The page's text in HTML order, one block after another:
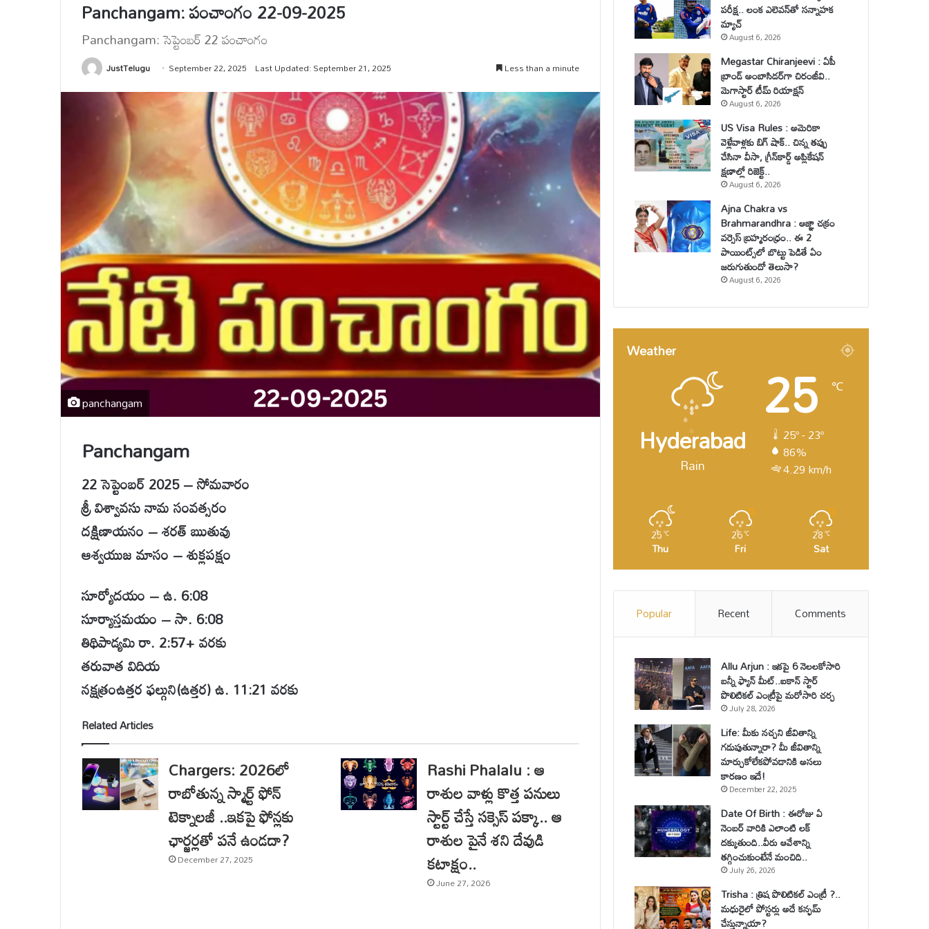
Panchangam: పంచాంగం 22-09-2025
Panchangam: సెప్టెంబర్ 22 పంచాంగం
JustTelugu September 22, 2025 Last Updated: September 21, 2025 Less than a minute
panchangam
Panchangam
22 సెప్టెంబర్ 2025 – సోమవారం
శ్రీ విశ్వావసు నామ సంవత్సరం
దక్షిణాయనం – శరత్ ఋతువు
ఆశ్వయుజ మాసం – శుక్లపక్షం
సూర్యోదయం – ఉ. 6:08
సూర్యాస్తమయం – సా. 6:08
తిథిపాడ్యమి రా. 2:57+ వరకు
తరువాత విదియ
నక్షత్రంఉత్తర ఫల్గుని(ఉత్తర) ఉ. 11:21 వరకు
Related Articles
Chargers: 2026లో
రాబోతున్న స్మార్ట్ ఫోన్
టెక్నాలజీ ..ఇకపై ఫోన్లకు
ఛార్జర్లతో పనే ఉండదా?
December 27, 2025
Rashi Phalalu : ఆ
రాశుల వాళ్లు కొత్త పనులు
స్టార్ట్ చేస్తే సక్సెస్ పక్కా.. ఆ
రాశుల పైనే శని దేవుడి
కటాక్షం..
June 27, 2026
పరీక్ష.. లంక ఎలెవన్‌తో సన్నాహక
మ్యాచ్
August 6, 2026
Megastar Chiranjeevi : ఏపీ
బ్రాండ్ అంబాసిడర్‌గా చిరంజీవి..
మెగాస్టార్ టీమ్ రియాక్షన్
August 6, 2026
US Visa Rules : అమెరికా
వెళ్లేవాళ్లకు బిగ్ షాక్.. చిన్న తప్పు
చేసినా వీసా, గ్రీన్‌కార్డ్ అప్లికేషన్
క్షణాల్లో రిజెక్ట్..
August 6, 2026
Ajna Chakra vs
Brahmarandhra : ఆజ్ఞా చక్రం
వర్సెస్ బ్రహ్మరంధ్రం.. ఈ 2
పాయింట్స్‌లో బొట్టు పెడితే ఏం
జరుగుతుందో తెలుసా?
August 6, 2026
Weather
Hyderabad
Rain
25 ℃
25º - 23º
86%
4.29 km/h
25℃
Thu
26℃
Fri
28℃
Sat
Popular Recent Comments
Allu Arjun : ఇకపై 6 నెలలకోసారి
బన్నీ ఫ్యాన్ మీట్..ఐకాన్ స్టార్
పొలిటికల్ ఎంట్రీపై మరోసారి చర్చ
July 28, 2026
Life: మీకు నచ్చని జీవితాన్ని
గడుపుతున్నారా? మీ జీవితాన్ని
మార్చుకోలేకపోవడానికి అసలు
కారణం ఇదే!
December 22, 2025
Date Of Birth : ఈరోజు ఏ
నెంబర్ వారికి ఎలాంటి లక్
దక్కుతుంది..వీరు ఆవేశాన్ని
తగ్గించుకుంటేనే మంచిది..
July 26, 2026
Trisha : త్రిష పొలిటికల్ ఎంట్రీ ?..
మధురైలో పోస్టర్లు అదే కన్ఫమ్
చేస్తున్నాయా?